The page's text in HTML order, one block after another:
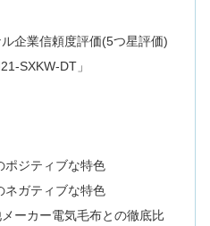
企業信頼度評価(5つ星評価)
SXKW-DT」
ポジティブな特色
ネガティブな特色
ーカー電気毛布との徹底比